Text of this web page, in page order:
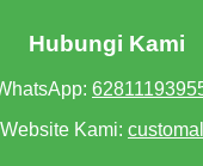
Hubungi Kami
Kami: